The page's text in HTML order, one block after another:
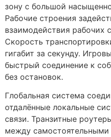
зону с большой
Рабочие строения
взаимодействия рабочих
Скорость
гигабит за секунду.
быстрый соединение к
без остановок.
Глобальная система
отдалённые локальные
связи. Транзитные
между